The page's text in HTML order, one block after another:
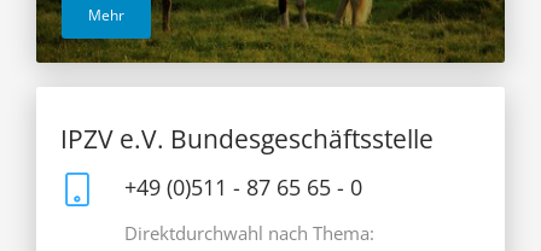
Mehr
IPZV e.V. Bundesgeschäftsstelle
+49 (0)511 - 87 65 65 - 0
Direktdurchwahl nach Thema: